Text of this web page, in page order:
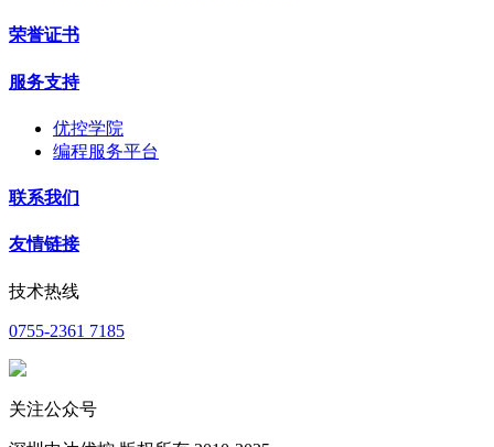
荣誉证书
服务支持
优控学院
编程服务平台
联系我们
友情链接
技术热线
0755-2361 7185
关注公众号